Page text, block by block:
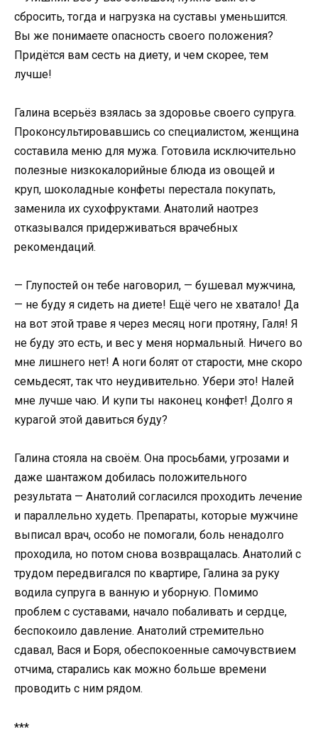
сбросить, тогда и нагрузка на суставы уменьшится.
Вы же понимаете опасность своего положения?
Придётся вам сесть на диету, и чем скорее, тем
лучше!
Галина всерьёз взялась за здоровье своего супруга.
Проконсультировавшись со специалистом, женщина
составила меню для мужа. Готовила исключительно
полезные низкокалорийные блюда из овощей и
круп, шоколадные конфеты перестала покупать,
заменила их сухофруктами. Анатолий наотрез
отказывался придерживаться врачебных
рекомендаций.
— Глупостей он тебе наговорил, — бушевал мужчина,
— не буду я сидеть на диете! Ещё чего не хватало! Да
на вот этой траве я через месяц ноги протяну, Галя! Я
не буду это есть, и вес у меня нормальный. Ничего во
мне лишнего нет! А ноги болят от старости, мне скоро
семьдесят, так что неудивительно. Убери это! Налей
мне лучше чаю. И купи ты наконец конфет! Долго я
курагой этой давиться буду?
Галина стояла на своём. Она просьбами, угрозами и
даже шантажом добилась положительного
результата — Анатолий согласился проходить лечение
и параллельно худеть. Препараты, которые мужчине
выписал врач, особо не помогали, боль ненадолго
проходила, но потом снова возвращалась. Анатолий с
трудом передвигался по квартире, Галина за руку
водила супруга в ванную и уборную. Помимо
проблем с суставами, начало побаливать и сердце,
беспокоило давление. Анатолий стремительно
сдавал, Вася и Боря, обеспокоенные самочувствием
отчима, старались как можно больше времени
проводить с ним рядом.
***